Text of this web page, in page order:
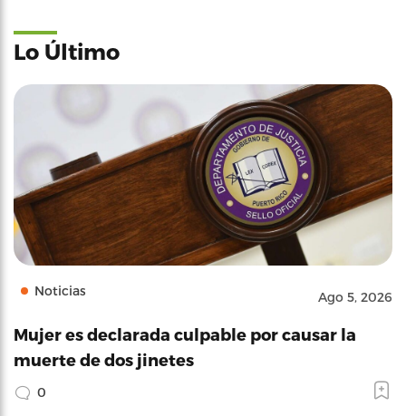
Lo Último
Noticias Ago 5, 2026
Mujer es declarada culpable por causar la
muerte de dos jinetes
0